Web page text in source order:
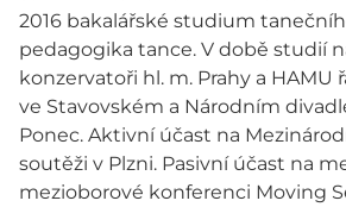
2016 bakalářské studium
pedagogika tance. V době studií
konzervatoři hl. m. Prahy a HAMU
ve Stavovském a Národním
Ponec. Aktivní účast na
soutěži v Plzni. Pasivní účast na
mezioborové konferenci Moving